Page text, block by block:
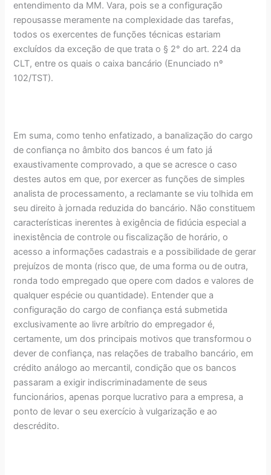
entendimento da MM. Vara, pois se a configuração
repousasse meramente na complexidade das tarefas,
todos os exercentes de funções técnicas estariam
excluídos da exceção de que trata o § 2° do art. 224 da
CLT, entre os quais o caixa bancário (Enunciado nº
102/TST).
Em suma, como tenho enfatizado, a banalização do cargo
de confiança no âmbito dos bancos é um fato já
exaustivamente comprovado, a que se acresce o caso
destes autos em que, por exercer as funções de simples
analista de processamento, a reclamante se viu tolhida em
seu direito à jornada reduzida do bancário. Não constituem
características inerentes à exigência de fidúcia especial a
inexistência de controle ou fiscalização de horário, o
acesso a informações cadastrais e a possibilidade de gerar
prejuízos de monta (risco que, de uma forma ou de outra,
ronda todo empregado que opere com dados e valores de
qualquer espécie ou quantidade). Entender que a
configuração do cargo de confiança está submetida
exclusivamente ao livre arbítrio do empregador é,
certamente, um dos principais motivos que transformou o
dever de confiança, nas relações de trabalho bancário, em
crédito análogo ao mercantil, condição que os bancos
passaram a exigir indiscriminadamente de seus
funcionários, apenas porque lucrativo para a empresa, a
ponto de levar o seu exercício à vulgarização e ao
descrédito.